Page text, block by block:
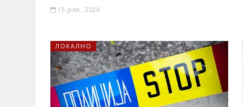
15 јули , 2026
ЛОКАЛНО